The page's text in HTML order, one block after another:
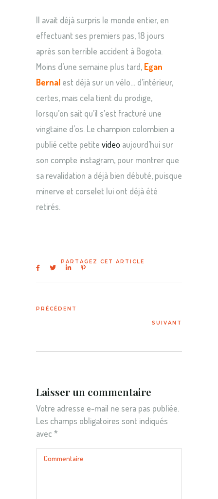
Il avait déjà surpris le monde entier, en
effectuant ses premiers pas, 18 jours
après son terrible accident à Bogota.
Moins d’une semaine plus tard, Egan
Bernal est déjà sur un vélo… d’intérieur,
certes, mais cela tient du prodige,
lorsqu’on sait qu’il s’est fracturé une
vingtaine d’os. Le champion colombien a
publié cette petite video aujourd’hui sur
son compte instagram, pour montrer que
sa revalidation a déjà bien débuté, puisque
minerve et corselet lui ont déjà été
retirés.
Laisser un commentaire
Votre adresse e-mail ne sera pas publiée.
Les champs obligatoires sont indiqués
avec*